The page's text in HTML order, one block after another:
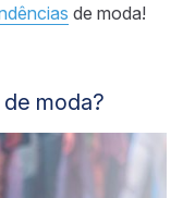
de moda!
moda?